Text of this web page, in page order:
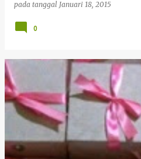
pada tanggal Januari 18, 2015
0